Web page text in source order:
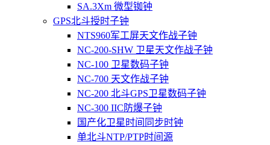
SA.3Xm 微型铷钟
GPS北斗授时子钟
NTS960军工屏天文作战子钟
NC-200-SHW 卫星天文作战子钟
NC-100 卫星数码子钟
NC-700 天文作战子钟
NC-200 北斗GPS卫星数码子钟
NC-300 IIC防爆子钟
国产化卫星时间同步时钟
单北斗NTP/PTP时间源